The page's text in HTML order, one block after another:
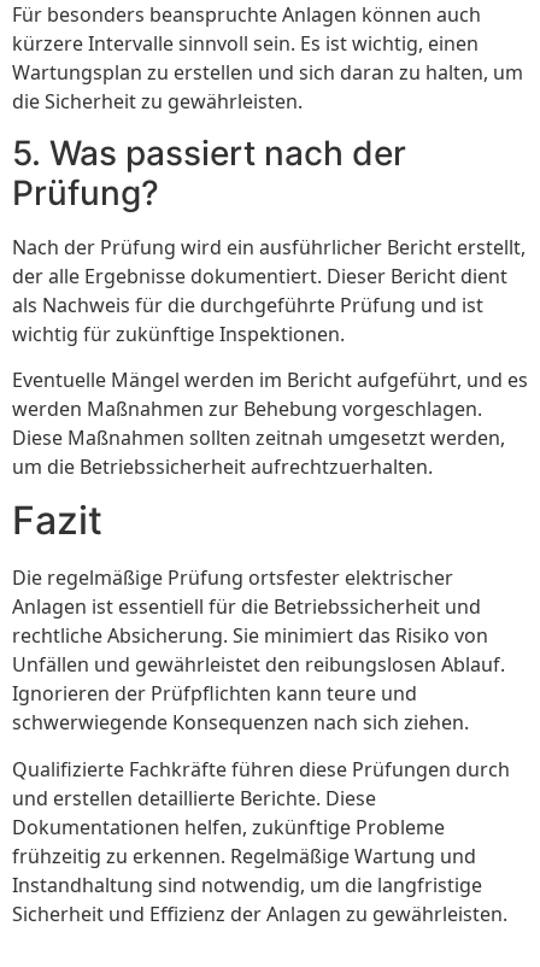
Für besonders beanspruchte Anlagen können auch
kürzere Intervalle sinnvoll sein. Es ist wichtig, einen
Wartungsplan zu erstellen und sich daran zu halten, um
die Sicherheit zu gewährleisten.
5. Was passiert nach der
Prüfung?
Nach der Prüfung wird ein ausführlicher Bericht erstellt,
der alle Ergebnisse dokumentiert. Dieser Bericht dient
als Nachweis für die durchgeführte Prüfung und ist
wichtig für zukünftige Inspektionen.
Eventuelle Mängel werden im Bericht aufgeführt, und es
werden Maßnahmen zur Behebung vorgeschlagen.
Diese Maßnahmen sollten zeitnah umgesetzt werden,
um die Betriebssicherheit aufrechtzuerhalten.
Fazit
Die regelmäßige Prüfung ortsfester elektrischer
Anlagen ist essentiell für die Betriebssicherheit und
rechtliche Absicherung. Sie minimiert das Risiko von
Unfällen und gewährleistet den reibungslosen Ablauf.
Ignorieren der Prüfpflichten kann teure und
schwerwiegende Konsequenzen nach sich ziehen.
Qualifizierte Fachkräfte führen diese Prüfungen durch
und erstellen detaillierte Berichte. Diese
Dokumentationen helfen, zukünftige Probleme
frühzeitig zu erkennen. Regelmäßige Wartung und
Instandhaltung sind notwendig, um die langfristige
Sicherheit und Effizienz der Anlagen zu gewährleisten.